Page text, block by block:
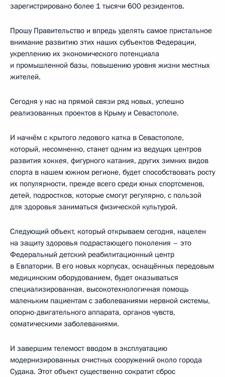
зарегистрировано более 1 тысячи 600 резидентов.
Прошу Правительство и впредь уделять самое пристальное
внимание развитию этих наших субъектов Федерации,
укреплению их экономического потенциала
и промышленной базы, повышению уровня жизни местных
жителей.
Сегодня у нас на прямой связи ряд новых, успешно
реализованных проектов в Крыму и Севастополе.
И начнём с крытого ледового катка в Севастополе,
который, несомненно, станет одним из ведущих центров
развития хоккея, фигурного катания, других зимних видов
спорта в нашем южном регионе, будет способствовать росту
их популярности, прежде всего среди юных спортсменов,
детей, подростков, которые смогут регулярно, с пользой
для здоровья заниматься физической культурой.
Следующий объект, который открываем сегодня, нацелен
на защиту здоровья подрастающего поколения – это
Федеральный детский реабилитационный центр
в Евпатории. В его новых корпусах, оснащённых передовым
медицинским оборудованием, будет оказываться
специализированная, высокотехнологичная помощь
маленьким пациентам с заболеваниями нервной системы,
опорно-двигательного аппарата, органов чувств,
соматическими заболеваниями.
И завершим телемост вводом в эксплуатацию
модернизированных очистных сооружений около города
Судака. Этот объект существенно сократит сброс